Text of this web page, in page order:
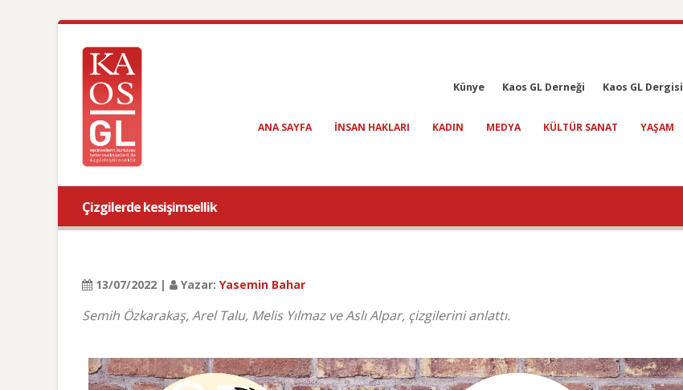
Künye Kaos GL Derneği Kaos GL Dergisi
ANA SAYFA INSAN HAKLARI KADIN MEDYA KÜLTÜR SANAT YAŞAM
Çizgilerde kesişimsellik
13/07/2022 | Yazar: Yasemin Bahar
Semih Özkarakaş, Arel Talu, Melis Yılmaz ve Aslı Alpar, çizgilerini anlattı.